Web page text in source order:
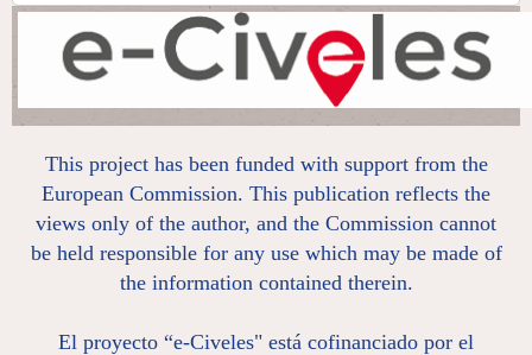
This project has been funded with support from the
European Commission. This publication reflects the
views only of the author, and the Commission cannot
be held responsible for any use which may be made of
the information contained therein.
El proyecto “e-Civeles" está cofinanciado por el